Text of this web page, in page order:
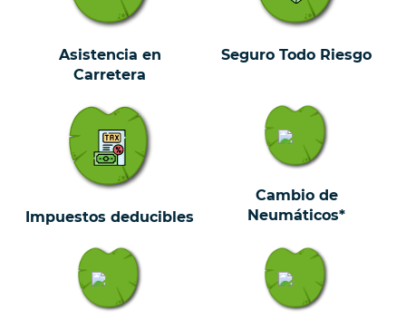
Asistencia en
Carretera
Seguro Todo Riesgo
Impuestos deducibles
Cambio de
Neumáticos*